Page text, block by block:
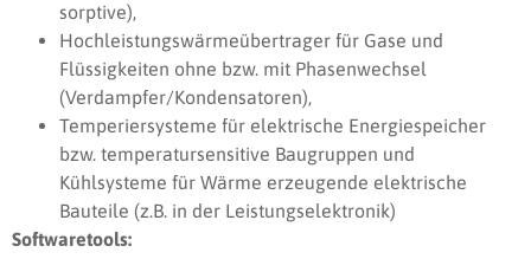
sorptive),
Hochleistungswärmeübertrager für Gase und
Flüssigkeiten ohne bzw. mit Phasenwechsel
(Verdampfer/Kondensatoren),
Temperiersysteme für elektrische Energiespeicher
bzw. temperatursensitive Baugruppen und
Kühlsysteme für Wärme erzeugende elektrische
Bauteile (z.B. in der Leistungselektronik)
Softwaretools: